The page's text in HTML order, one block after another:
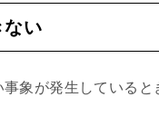
ない
象が発生していると